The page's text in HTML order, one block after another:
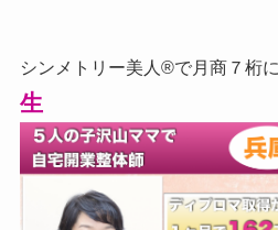
シンメトリー美人®で月商７桁
生